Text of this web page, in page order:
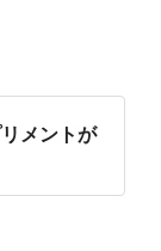
メントが